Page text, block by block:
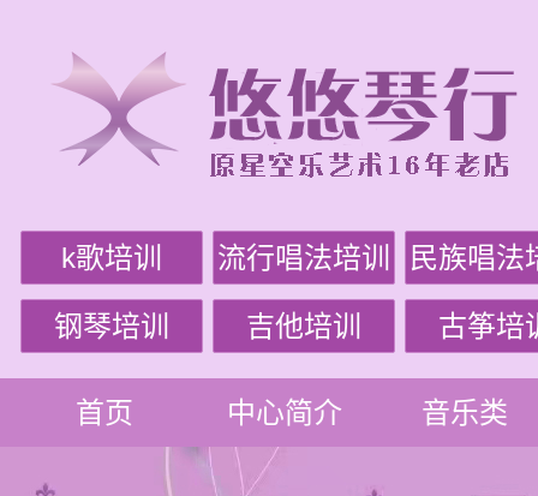
k歌培训 流行唱法培训 民族唱法
钢琴培训 吉他培训 古筝培
首页 中心简介 音乐类